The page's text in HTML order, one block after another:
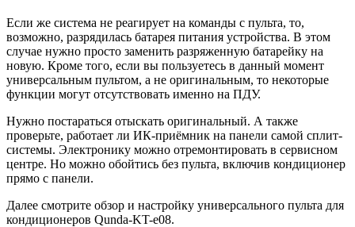
Если же система не реагирует на команды с пульта, то,
возможно, разрядилась батарея питания устройства. В этом
случае нужно просто заменить разряженную батарейку на
новую. Кроме того, если вы пользуетесь в данный момент
универсальным пультом, а не оригинальным, то некоторые
функции могут отсутствовать именно на ПДУ.
Нужно постараться отыскать оригинальный. А также
проверьте, работает ли ИК-приёмник на панели самой сплит-
системы. Электронику можно отремонтировать в сервисном
центре. Но можно обойтись без пульта, включив кондиционер
прямо с панели.
Далее смотрите обзор и настройку универсального пульта для
кондиционеров Qunda-KT-e08.